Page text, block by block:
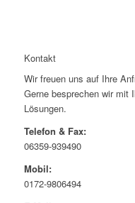
Kontakt
Wir freuen uns auf Ihre
Gerne besprechen wir mit
Lösungen.
Telefon & Fax:
06359-939490
Mobil:
0172-9806494